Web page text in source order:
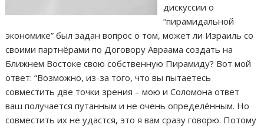
дискуссии о
“пирамидальной
экономике” был задан вопрос о том, может ли Израиль со
своими партнёрами по Договору Авраама создать на
Ближнем Востоке свою собственную Пирамиду? Вот мой
ответ: “Возможно, из-за того, что вы пытаетесь
совместить две точки зрения – мою и Соломона ответ
ваш получается путанным и не очень определённым. Но
совместить их не удастся, это я вам сразу говорю. Потому